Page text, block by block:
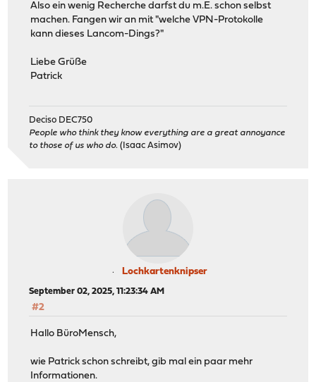
Also ein wenig Recherche darfst du m.E. schon selbst
machen. Fangen wir an mit "welche VPN-Protokolle
kann dieses Lancom-Dings?"
Liebe Grüße
Patrick
Deciso DEC750
People who think they know everything are a great annoyance
to those of us who do. (Isaac Asimov)
Lochkartenknipser
September 02, 2025, 11:23:34 AM
#2
Hallo BüroMensch,
wie Patrick schon schreibt, gib mal ein paar mehr
Informationen.